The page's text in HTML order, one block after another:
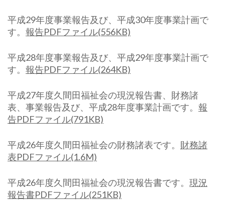
平成29年度事業報告及び、平成30年度事業計画で
す。 報告PDFファイル(556KB)
平成28年度事業報告及び、平成29年度事業計画で
す。 報告PDFファイル(264KB)
平成27年度久間田福祉会の現況報告書、財務諸
表、事業報告及び、平成28年度事業計画です。 報
告PDFファイル(791KB)
平成26年度久間田福祉会の財務諸表です。 財務諸
表PDFファイル(1.6M)
平成26年度久間田福祉会の現況報告書です。 現況
報告書PDFファイル(251KB)